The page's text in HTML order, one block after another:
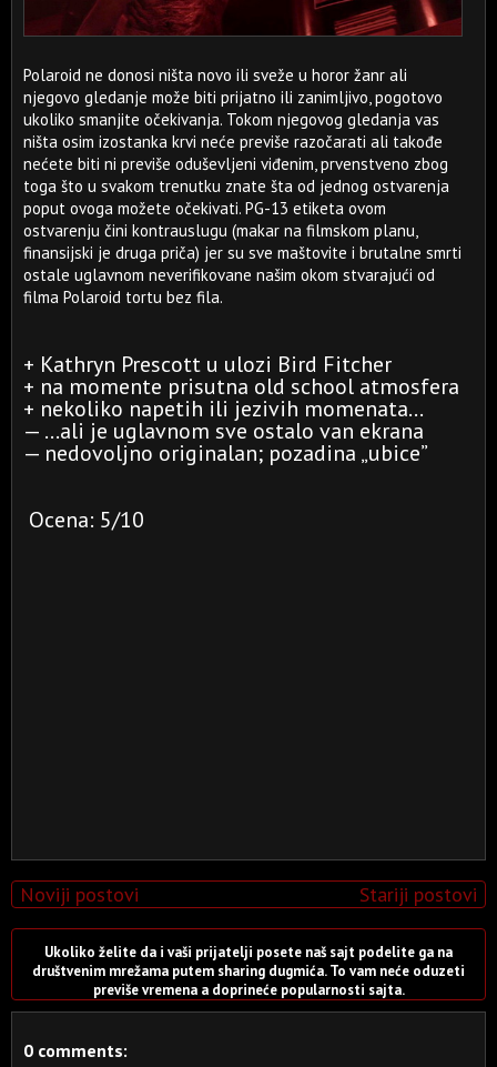
Polaroid ne donosi ništa novo ili sveže u horor žanr ali
njegovo gledanje može biti prijatno ili zanimljivo, pogotovo
ukoliko smanjite očekivanja. Tokom njegovog gledanja vas
ništa osim izostanka krvi neće previše razočarati ali takođe
nećete biti ni previše oduševljeni viđenim, prvenstveno zbog
toga što u svakom trenutku znate šta od jednog ostvarenja
poput ovoga možete očekivati. PG-13 etiketa ovom
ostvarenju čini kontrauslugu (makar na filmskom planu,
finansijski je druga priča) jer su sve maštovite i brutalne smrti
ostale uglavnom neverifikovane našim okom stvarajući od
filma Polaroid tortu bez fila.
+ Kathryn Prescott u ulozi Bird Fitcher
+ na momente prisutna old school atmosfera
+ nekoliko napetih ili jezivih momenata...
— ...ali je uglavnom sve ostalo van ekrana
— nedovoljno originalan; pozadina „ubice”
Ocena: 5/10
Noviji postovi Stariji postovi
Ukoliko želite da i vaši prijatelji posete naš sajt podelite ga na
društvenim mrežama putem sharing dugmića. To vam neće oduzeti
previše vremena a doprineće popularnosti sajta.
0 comments: